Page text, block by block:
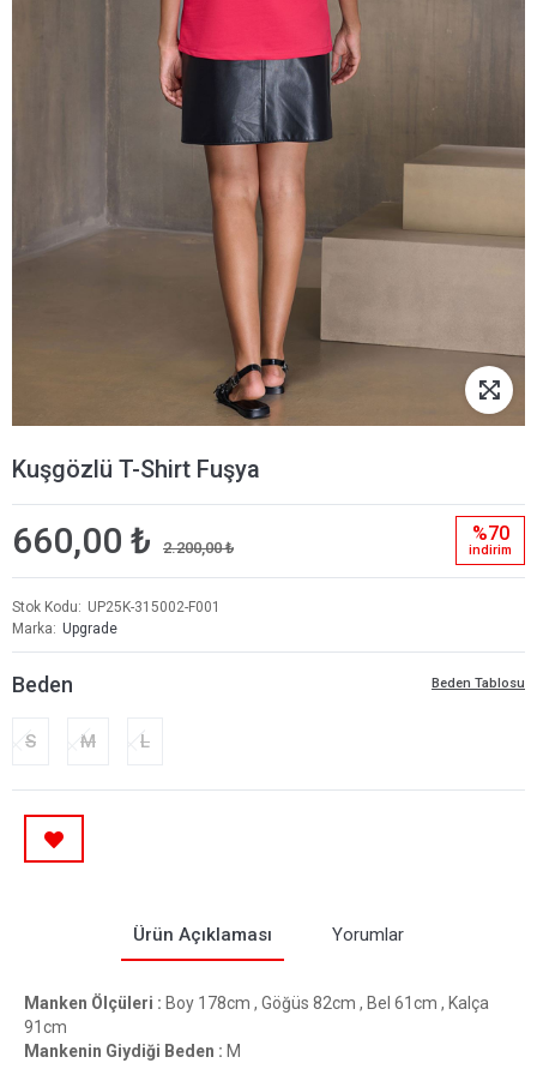
Kuşgözlü T-Shirt Fuşya
660,00 ₺ 2.200,00 ₺
%70
i̇ndi̇ri̇m
Stok Kodu
UP25K-315002-F001
Marka
Upgrade
Beden Tablosu
Beden
S M L
Ürün Açıklaması Yorumlar
Manken Ölçüleri : Boy 178cm , Göğüs 82cm , Bel 61cm , Kalça
91cm
Mankenin Giydiği Beden : M